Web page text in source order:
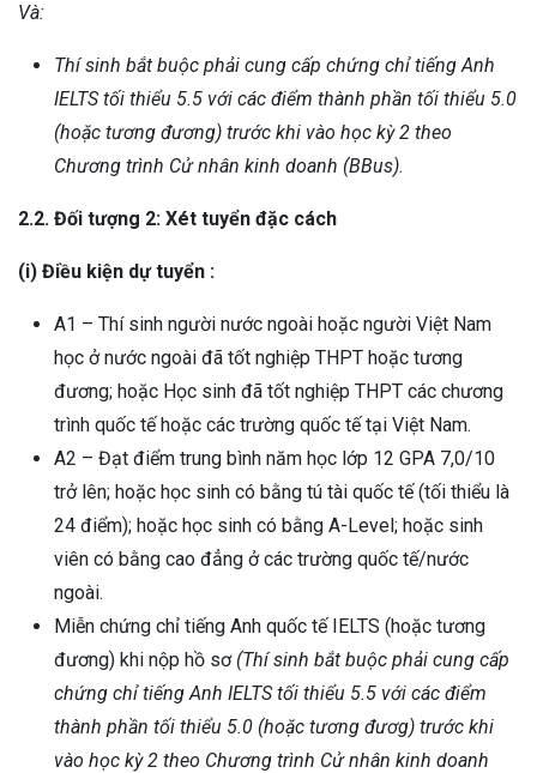
Và:
Thí sinh bắt buộc phải cung cấp chứng chỉ tiếng Anh
IELTS tối thiểu 5.5 với các điểm thành phần tối thiểu 5.0
(hoặc tương đương) trước khi vào học kỳ 2 theo
Chương trình Cử nhân kinh doanh (BBus).
2.2. Đối tượng 2: Xét tuyển đặc cách
(i) Điều kiện dự tuyển :
A1 – Thí sinh người nước ngoài hoặc người Việt Nam
học ở nước ngoài đã tốt nghiệp THPT hoặc tương
đương; hoặc Học sinh đã tốt nghiệp THPT các chương
trình quốc tế hoặc các trường quốc tế tại Việt Nam.
A2 – Đạt điểm trung bình năm học lớp 12 GPA 7,0/10
trở lên; hoặc học sinh có bằng tú tài quốc tế (tối thiểu là
24 điểm); hoặc học sinh có bằng A-Level; hoặc sinh
viên có bằng cao đẳng ở các trường quốc tế/nước
ngoài.
Miễn chứng chỉ tiếng Anh quốc tế IELTS (hoặc tương
đương) khi nộp hồ sơ (Thí sinh bắt buộc phải cung cấp
chứng chỉ tiếng Anh IELTS tối thiểu 5.5 với các điểm
thành phần tối thiểu 5.0 (hoặc tương đươg) trước khi
vào học kỳ 2 theo Chương trình Cử nhân kinh doanh